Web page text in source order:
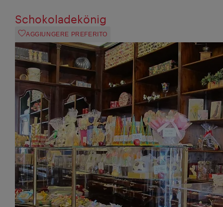
Schokoladekönig
AGGIUNGERE PREFERITO